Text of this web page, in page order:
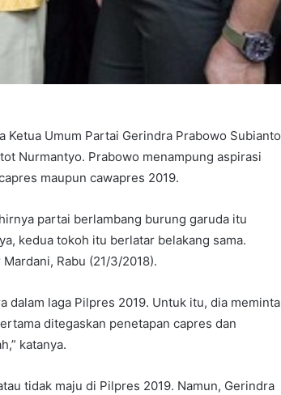
Ketua Umum Partai Gerindra Prabowo Subianto
Nurmantyo. Prabowo menampung aspirasi
maupun cawapres 2019.
partai berlambang burung garuda itu
kedua tokoh itu berlatar belakang sama.
Rabu (21/3/2018).
laga Pilpres 2019. Untuk itu, dia meminta
ditegaskan penetapan capres dan
katanya.
tidak maju di Pilpres 2019. Namun, Gerindra